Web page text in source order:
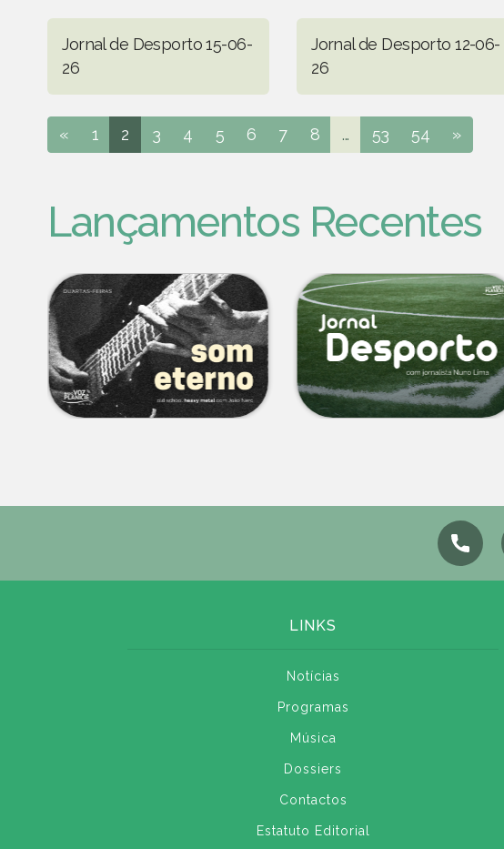
Jornal de Desporto 15-06-
26
Jornal de Desporto 12-06-
26
« 1 2 3 4 5 6 7 8 ... 53 54 »
Lançamentos Recentes
LINKS
Notícias
Programas
Música
Dossiers
Contactos
Estatuto Editorial